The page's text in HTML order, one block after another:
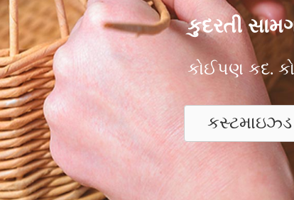
કુદરતી
કોઈપણ કદ.